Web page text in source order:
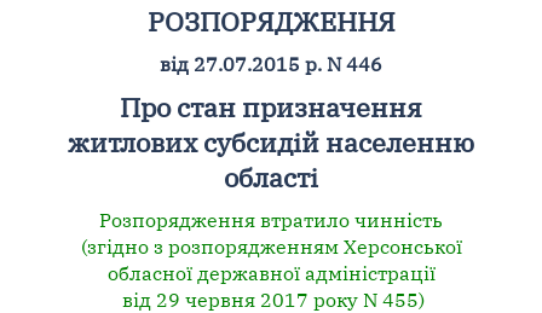
РОЗПОРЯДЖЕННЯ
від 27.07.2015 р. N 446
Про стан призначення
житлових субсидій населенню
області
Розпорядження втратило чинність
(згідно з розпорядженням Херсонської
обласної державної адміністрації
від 29 червня 2017 року N 455)